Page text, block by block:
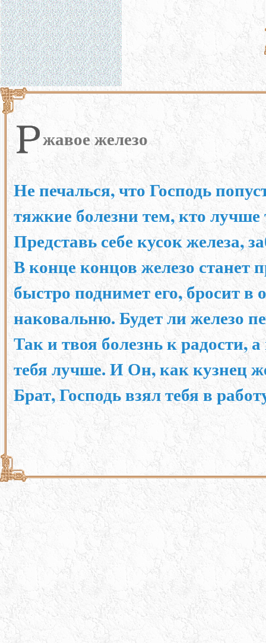
жавое железо
Не печалься, что Господь
тяжкие болезни тем, кто лучше
Представь себе кусок
В конце концов железо станет
быстро поднимет его, бросит в
наковальню. Будет ли железо
Так и твоя болезнь к радости,
тебя лучше. И Он, как кузнец
Брат, Господь взял тебя в